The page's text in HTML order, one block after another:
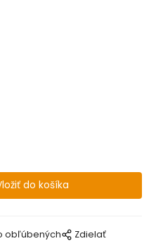
obľúbených Zdielať